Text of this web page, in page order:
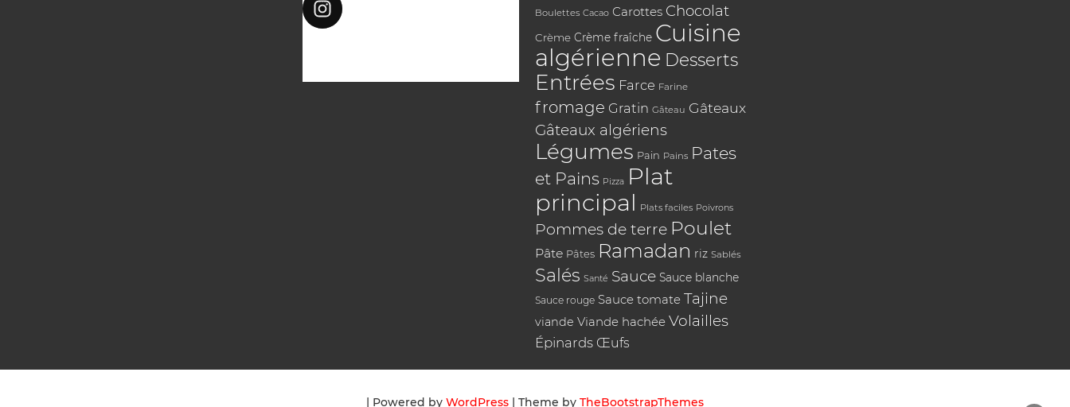
Boulettes Cacao Carottes Chocolat
Crème Crème fraîche Cuisine
algérienne Desserts
Entrées Farce Farine
fromage Gratin Gâteau Gâteaux
Gâteaux algériens
Légumes Pain Pains Pates
et Pains Pizza Plat
principal Plats faciles Poivrons
Pommes de terre Poulet
Pâte Pâtes Ramadan riz Sablés
Salés Santé Sauce Sauce blanche
Sauce rouge Sauce tomate Tajine
viande Viande hachée Volailles
Épinards Œufs
| Powered by WordPress | Theme by TheBootstrapThemes